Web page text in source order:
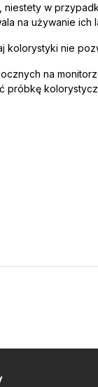
w
na używanie ich
kolorystyki nie
na
próbkę